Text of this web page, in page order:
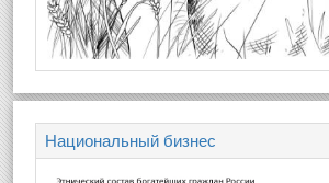
Национальный бизнес